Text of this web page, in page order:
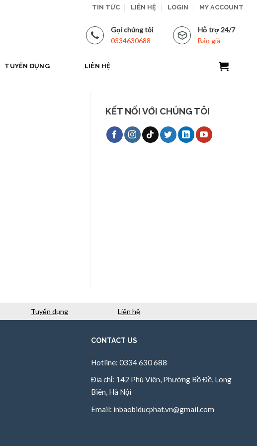
TIN TỨC LIÊN HỆ LOGIN MY ACCOUNT
Gọi chúng tôi
0334630688
Hỗ trợ 24/7
Báo giá
TUYỂN DỤNG LIÊN HỆ
KẾT NỐI VỚI CHÚNG TÔI
Tuyển dụng Liên hệ
CONTACT US
Hotline: 0334 630 688
Địa chỉ: 142 Phú Viên, Phường Bồ Đề, Long
Biên, Hà Nội
Email: inbaobiducphat.vn@gmail.com